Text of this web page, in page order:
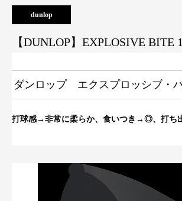
dunlop
【DUNLOP】EXPLOSIVE BITE
ダンロップ エクスプロッシブ・
打球感→非常に柔らか、食いつき→◎、打ち